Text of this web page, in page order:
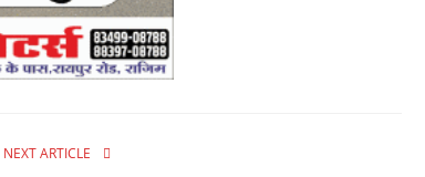
NEXT ARTICLE